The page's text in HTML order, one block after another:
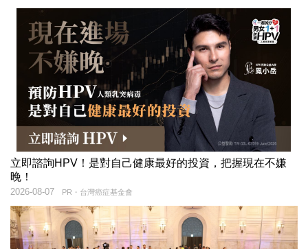
立即諮詢HPV！是對自己健康最好的投資，把握現在不嫌
晚！
PR・台灣癌症基金會
2026-08-07